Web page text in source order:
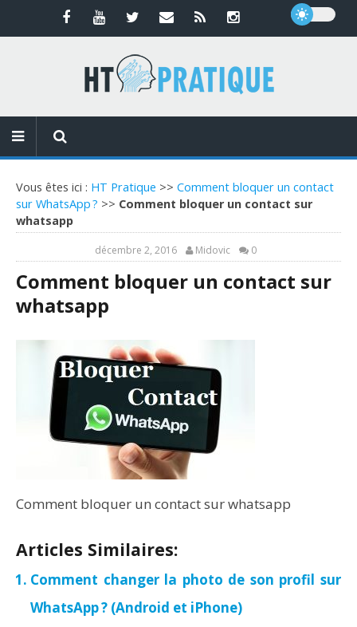
Vous êtes ici : HT Pratique >> Comment bloquer un contact
sur WhatsApp ? >> Comment bloquer un contact sur
whatsapp
décembre 2, 2016 Midovic 0
Comment bloquer un contact sur
whatsapp
Comment bloquer un contact sur whatsapp
Articles Similaires:
Comment changer la photo de son profil sur
WhatsApp ? (Android et iPhone)